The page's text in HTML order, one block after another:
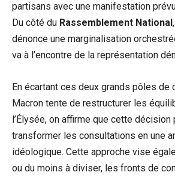
partisans avec une manifestation
Du côté du Rassemblement National
dénonce une marginalisation
va à l’encontre de la représentation
En écartant ces deux grands pôles de
Macron tente de restructurer les
l’Élysée, on affirme que cette décision
transformer les consultations en une
idéologique. Cette approche vise
ou du moins à diviser, les fronts de